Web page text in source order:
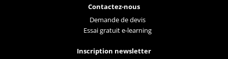
Contactez-nous
Demande de devis
Essai gratuit e-learning
Inscription newsletter